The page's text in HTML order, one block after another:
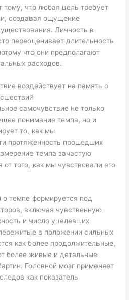
тому, что любая цель требует
создавая ощущение
Личность в
переоценивает длительность
что они предполагают
расходов.
воздействует на память о
самочувствие не только
понимание темпа, но и
то, как мы
протяженность прошедших
темпа зачастую
от того, как мы чувствовали его
темпе формируется под
включая чувственную
и число уцелевших
в положении сильных
как более продолжительные,
более живые и детальные
Головной мозг применяет
как показатель